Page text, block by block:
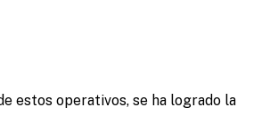
estos operativos, se ha logrado la